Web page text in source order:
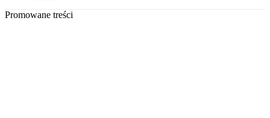
Promowane treści